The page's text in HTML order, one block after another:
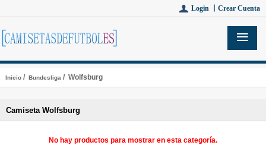
Login 丨 Crear Cuenta
Inicio/ Bundesliga/ Wolfsburg
Camiseta Wolfsburg
No hay productos para mostrar en esta categoría.